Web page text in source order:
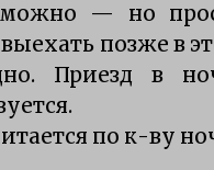
— но
позже в
Приезд в
по к-ву